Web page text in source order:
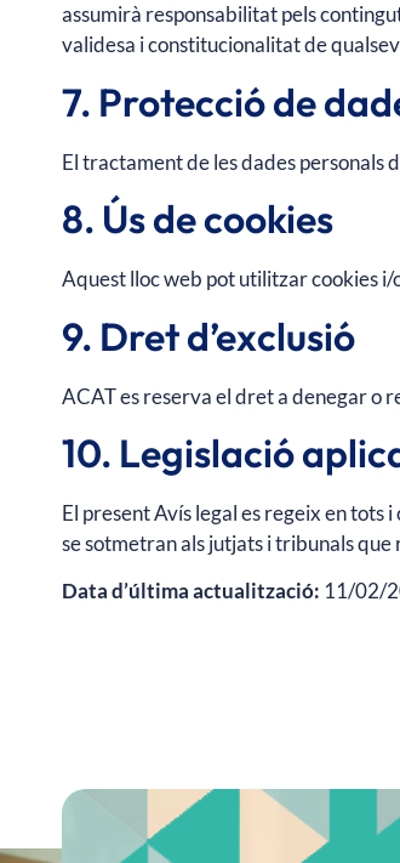
assumirà responsabilitat pels
validesa i constitucionalitat de
7. Protecció de
El tractament de les dades personals
8. Ús de cookies
Aquest lloc web pot utilitzar cookies i/
9. Dret d’exclusió
ACAT es reserva el dret a denegar o
10. Legislació
El present Avís legal es regeix en tots
se sotmetran als jutjats i tribunals
Data d’última actualització: 11/02/